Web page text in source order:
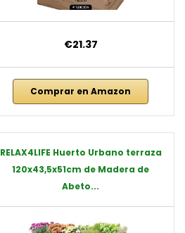
€21.37
Comprar en Amazon
RELAX4LIFE Huerto Urbano terraza
120x43,5x51cm de Madera de
Abeto...